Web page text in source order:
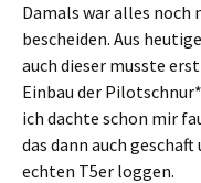
Damals war alles noch
bescheiden. Aus
auch dieser musste
Einbau der
ich dachte schon mir
das dann auch
echten T5er loggen.